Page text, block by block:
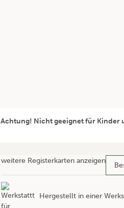
Achtung! Nicht geeignet für Kinder
weitere Registerkarten anzeigen
Hergestellt in einer